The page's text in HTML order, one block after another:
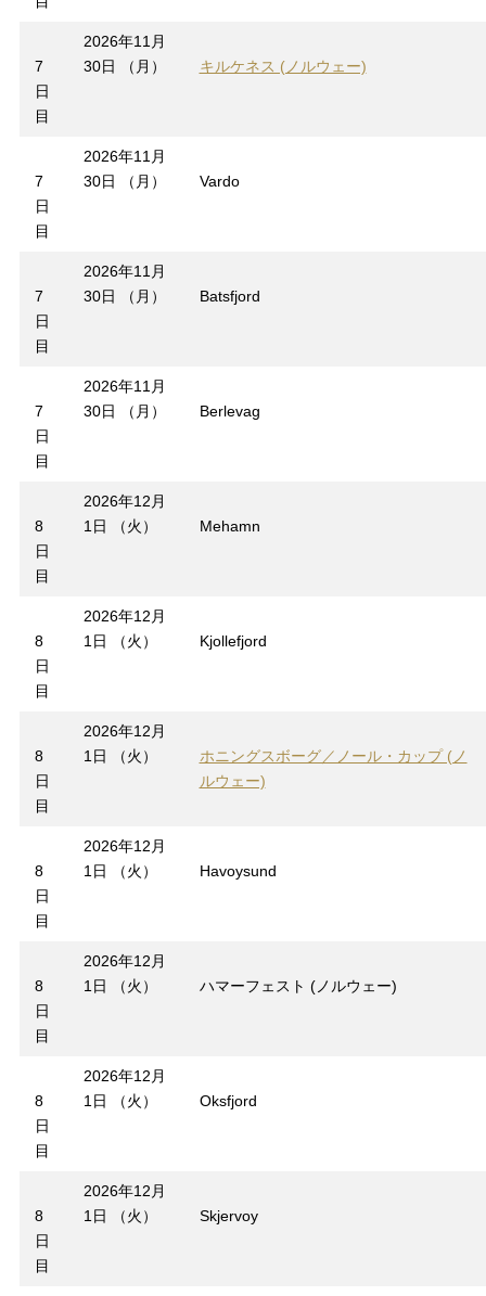
7
日
目
2026年11月
30日 （月）
キルケネス (ノルウェー)
7
日
目
2026年11月
30日 （月）
Vardo
7
日
目
2026年11月
30日 （月）
Batsfjord
7
日
目
2026年11月
30日 （月）
Berlevag
8
日
目
2026年12月
1日 （火）
Mehamn
8
日
目
2026年12月
1日 （火）
Kjollefjord
8
日
目
2026年12月
1日 （火）
ホニングスボーグ／ノール・カップ (ノ
ルウェー)
8
日
目
2026年12月
1日 （火）
Havoysund
8
日
目
2026年12月
1日 （火）
ハマーフェスト (ノルウェー)
8
日
目
2026年12月
1日 （火）
Oksfjord
8
日
目
2026年12月
1日 （火）
Skjervoy